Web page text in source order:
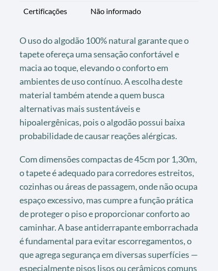
Certificações Não informado
O uso do algodão 100% natural garante que o
tapete ofereça uma sensação confortável e
macia ao toque, elevando o conforto em
ambientes de uso contínuo. A escolha deste
material também atende a quem busca
alternativas mais sustentáveis e
hipoalergênicas, pois o algodão possui baixa
probabilidade de causar reações alérgicas.
Com dimensões compactas de 45cm por 1,30m,
o tapete é adequado para corredores estreitos,
cozinhas ou áreas de passagem, onde não ocupa
espaço excessivo, mas cumpre a função prática
de proteger o piso e proporcionar conforto ao
caminhar. A base antiderrapante emborrachada
é fundamental para evitar escorregamentos, o
que agrega segurança em diversas superfícies —
especialmente pisos lisos ou cerâmicos comuns